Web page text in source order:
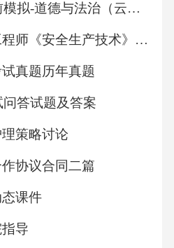
，这是资本逻辑对闲暇
现，揭示了资本驱动的本
配用户“需要”，虽加深
全面。C．根据文本观
能实现劳动与休闲的内在
比传统剥削更为隐蔽的
在分析“观看劳动”时，
步性，但重点批判了其
了辩证的分析视角。3．
2026年中考考前模拟-道德与法治（云南卷）（考试版）
中级注册安全工程师《安全生产技术》高频考点
真题历年真题
答试题及答案
策略讨论
协议合同二篇
课件
导